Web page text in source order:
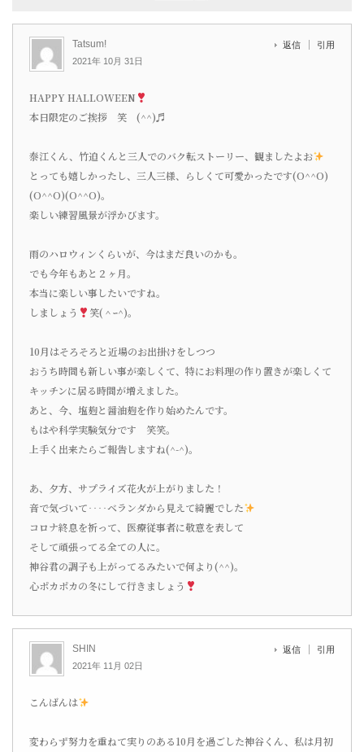
Tatsum!
2021年 10月 31日
返信 引用
HAPPY HALLOWEEN
本日限定のご挨拶 笑 (^^)♬
泰江くん、竹迫くんと三人でのバク転ストーリー、観ましたよお
とっても嬉しかったし、三人三様、らしくて可愛かったです(o^^o)
(o^^o)(o^^o)。
楽しい練習風景が浮かびます。
雨のハロウィンくらいが、今はまだ良いのかも。
でも今年もあと２ヶ月。
本当に楽しい事したいですね。
しましょう
笑(＾ｰ^)。
10月はそろそろと近場のお出掛けをしつつ
おうち時間も新しい事が楽しくて、特にお料理の作り置きが楽しくて
キッチンに居る時間が増えました。
あと、今、塩麹と醤油麹を作り始めたんです。
もはや科学実験気分です 笑笑。
上手く出来たらご報告しますね(^-^)。
あ、夕方、サプライズ花火が上がりました！
音で気づいて‥‥ベランダから見えて綺麗でした
コロナ終息を祈って、医療従事者に敬意を表して
そして頑張ってる全ての人に。
神谷君の調子も上がってるみたいで何より(^^)。
心ポカポカの冬にして行きましょう
SHIN
2021年 11月 02日
返信 引用
こんばんは
変わらず努力を重ねて実りのある10月を過ごした神谷くん、私は月初